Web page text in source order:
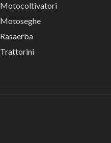
Motocoltivatori
Motoseghe
Rasaerba
Trattorini